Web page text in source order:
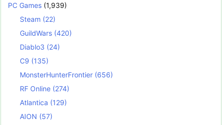
PC Games (1,939)
Steam (22)
GuildWars (420)
Diablo3 (24)
C9 (135)
MonsterHunterFrontier (656)
RF Online (274)
Atlantica (129)
AION (57)